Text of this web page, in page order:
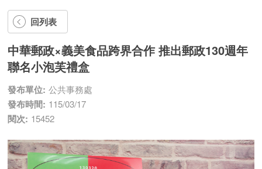
回列表
中華郵政×義美食品跨界合作 推出郵政130週年
聯名小泡芙禮盒
發布單位: 公共事務處
發布時間: 115/03/17
閱次: 15452